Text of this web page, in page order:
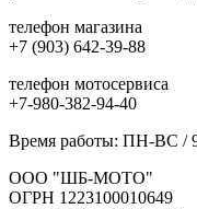
телефон магазина
+7 (903) 642-39-88
телефон мотосервиса
+7-980-382-94-40
Время работы: ПН-ВС /
ООО "ШБ-МОТО"
ОГРН 1223100010649